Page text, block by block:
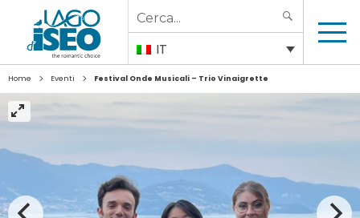
Search
for:
IT
Home > Eventi > Festival Onde Musicali – Trio Vinaigrette